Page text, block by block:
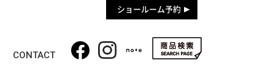
ショールーム予約
CONTACT